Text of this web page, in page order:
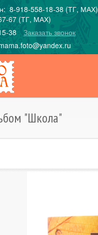
8-918-558-18-38 (ТГ, МАХ)
67 (ТГ, МАХ)
38
Заказать звонок
"Школа"